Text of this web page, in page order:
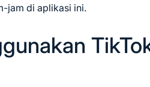
jam di aplikasi ini.